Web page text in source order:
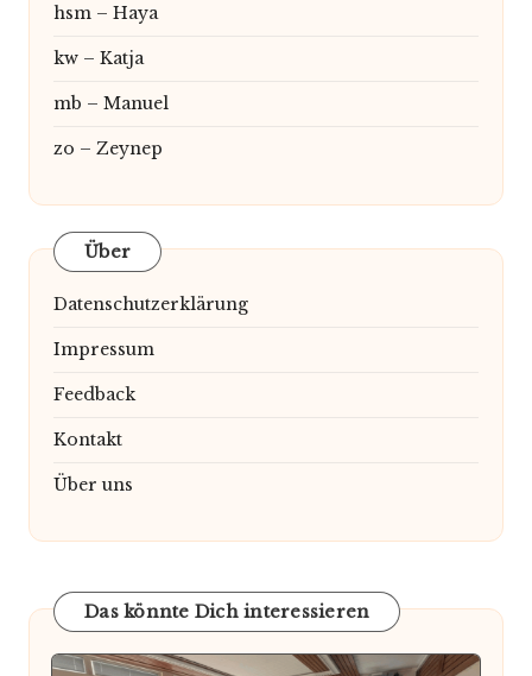
hsm – Haya
kw – Katja
mb – Manuel
zo – Zeynep
Über
Datenschutzerklärung
Impressum
Feedback
Kontakt
Über uns
Das könnte Dich interessieren